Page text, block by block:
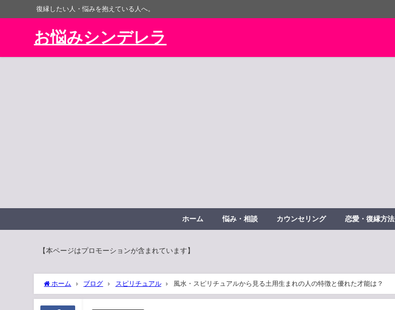
復縁したい人・悩みを抱えている人へ。
お悩みシンデレラ
ホーム 悩み・相談 カウンセリング 恋愛・復縁方法
【本ページはプロモーションが含まれています】
ホーム ブログ スピリチュアル 風水・スピリチュアルから見る土用生まれの人の特徴と優れた才能は？